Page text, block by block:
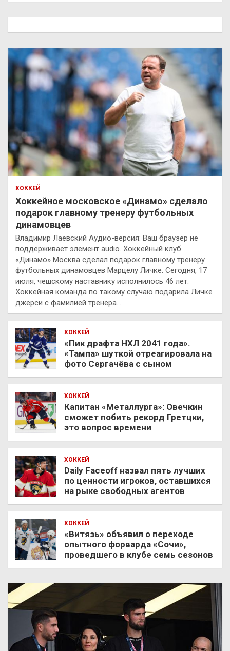
ХОККЕЙ
Хоккейное московское «Динамо» сделало
подарок главному тренеру футбольных
динамовцев
Владимир Лаевский Аудио-версия: Ваш браузер не
поддерживает элемент audio. Хоккейный клуб
«Динамо» Москва сделал подарок главному тренеру
футбольных динамовцев Марцелу Личке. Сегодня, 17
июля, чешскому наставнику исполнилось 46 лет.
Хоккейная команда по такому случаю подарила Личке
джерси с фамилией тренера…
ХОККЕЙ
«Пик драфта НХЛ 2041 года».
«Тампа» шуткой отреагировала на
фото Сергачёва с сыном
ХОККЕЙ
Капитан «Металлурга»: Овечкин
сможет побить рекорд Гретцки,
это вопрос времени
ХОККЕЙ
Daily Faceoff назвал пять лучших
по ценности игроков, оставшихся
на рыке свободных агентов
ХОККЕЙ
«Витязь» объявил о переходе
опытного форварда «Сочи»,
проведшего в клубе семь сезонов